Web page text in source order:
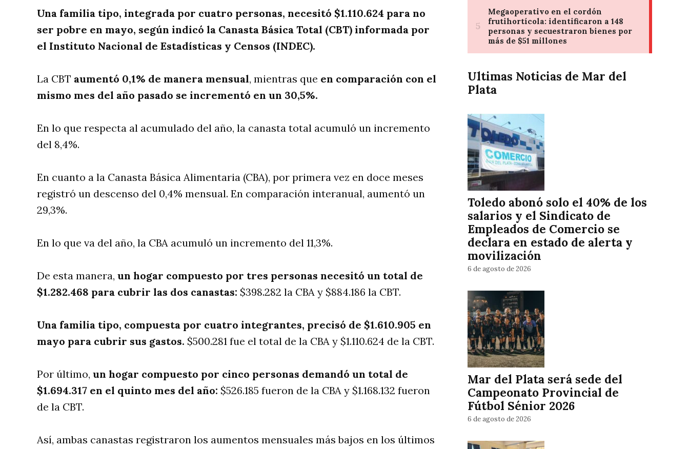
Una familia tipo, integrada por cuatro personas, necesitó $1.110.624 para no
ser pobre en mayo, según indicó la Canasta Básica Total (CBT) informada por
el Instituto Nacional de Estadísticas y Censos (INDEC).
La CBT aumentó 0,1% de manera mensual, mientras que en comparación con el
mismo mes del año pasado se incrementó en un 30,5%.
En lo que respecta al acumulado del año, la canasta total acumuló un incremento
del 8,4%.
En cuanto a la Canasta Básica Alimentaria (CBA), por primera vez en doce meses
registró un descenso del 0,4% mensual. En comparación interanual, aumentó un
29,3%.
En lo que va del año, la CBA acumuló un incremento del 11,3%.
De esta manera, un hogar compuesto por tres personas necesitó un total de
$1.282.468 para cubrir las dos canastas: $398.282 la CBA y $884.186 la CBT.
Una familia tipo, compuesta por cuatro integrantes, precisó de $1.610.905 en
mayo para cubrir sus gastos. $500.281 fue el total de la CBA y $1.110.624 de la CBT.
Por último, un hogar compuesto por cinco personas demandó un total de
$1.694.317 en el quinto mes del año: $526.185 fueron de la CBA y $1.168.132 fueron
de la CBT.
Así, ambas canastas registraron los aumentos mensuales más bajos en los últimos
Ultimas Noticias de Mar del
Plata
Toledo abonó solo el 40% de los
salarios y el Sindicato de
Empleados de Comercio se
declara en estado de alerta y
movilización
6 de agosto de 2026
Mar del Plata será sede del
Campeonato Provincial de
Fútbol Sénior 2026
6 de agosto de 2026